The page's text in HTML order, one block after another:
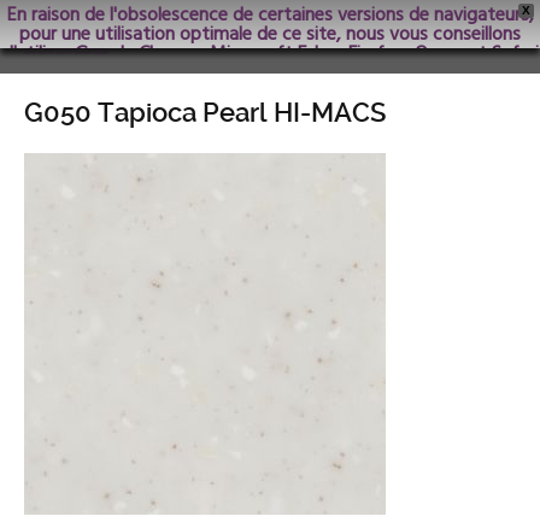
X
En raison de l'obsolescence de certaines versions de navigateurs,
pour une utilisation optimale de ce site, nous vous conseillons
d'utiliser Google Chrome; Microsoft Edge, Firefox, Opera et Safari
dans les versions les plus récentes.
G050 Tapioca Pearl HI-MACS